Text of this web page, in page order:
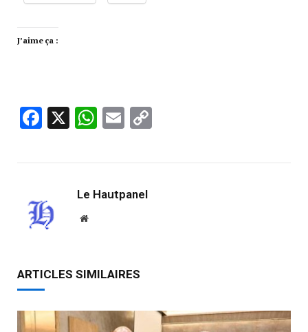
J’aime ça :
Facebook
X WhatsApp
Email
Le Hautpanel
Website
ARTICLES SIMILAIRES